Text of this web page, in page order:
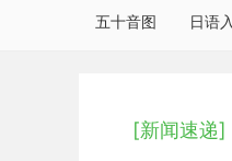
五十音图 日语
[新闻速递]